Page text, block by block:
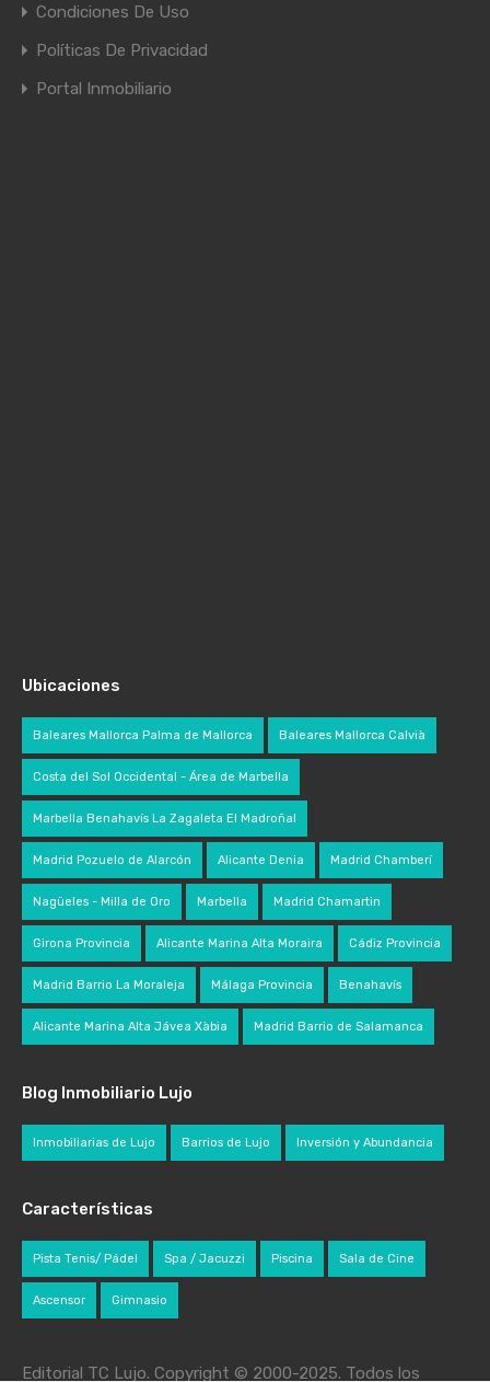
Condiciones De Uso
Políticas De Privacidad
Portal Inmobiliario
Ubicaciones
Baleares Mallorca Palma de Mallorca Baleares Mallorca Calvià
Costa del Sol Occidental - Área de Marbella
Marbella Benahavís La Zagaleta El Madroñal
Madrid Pozuelo de Alarcón Alicante Denia Madrid Chamberí
Nagüeles - Milla de Oro Marbella Madrid Chamartin
Girona Provincia Alicante Marina Alta Moraira Cádiz Provincia
Madrid Barrio La Moraleja Málaga Provincia Benahavís
Alicante Marina Alta Jávea Xàbia Madrid Barrio de Salamanca
Blog Inmobiliario Lujo
Inmobiliarias de Lujo Barrios de Lujo Inversión y Abundancia
Características
Pista Tenis/ Pádel Spa / Jacuzzi Piscina Sala de Cine
Ascensor Gimnasio
Editorial TC Lujo. Copyright © 2000-2025. Todos los